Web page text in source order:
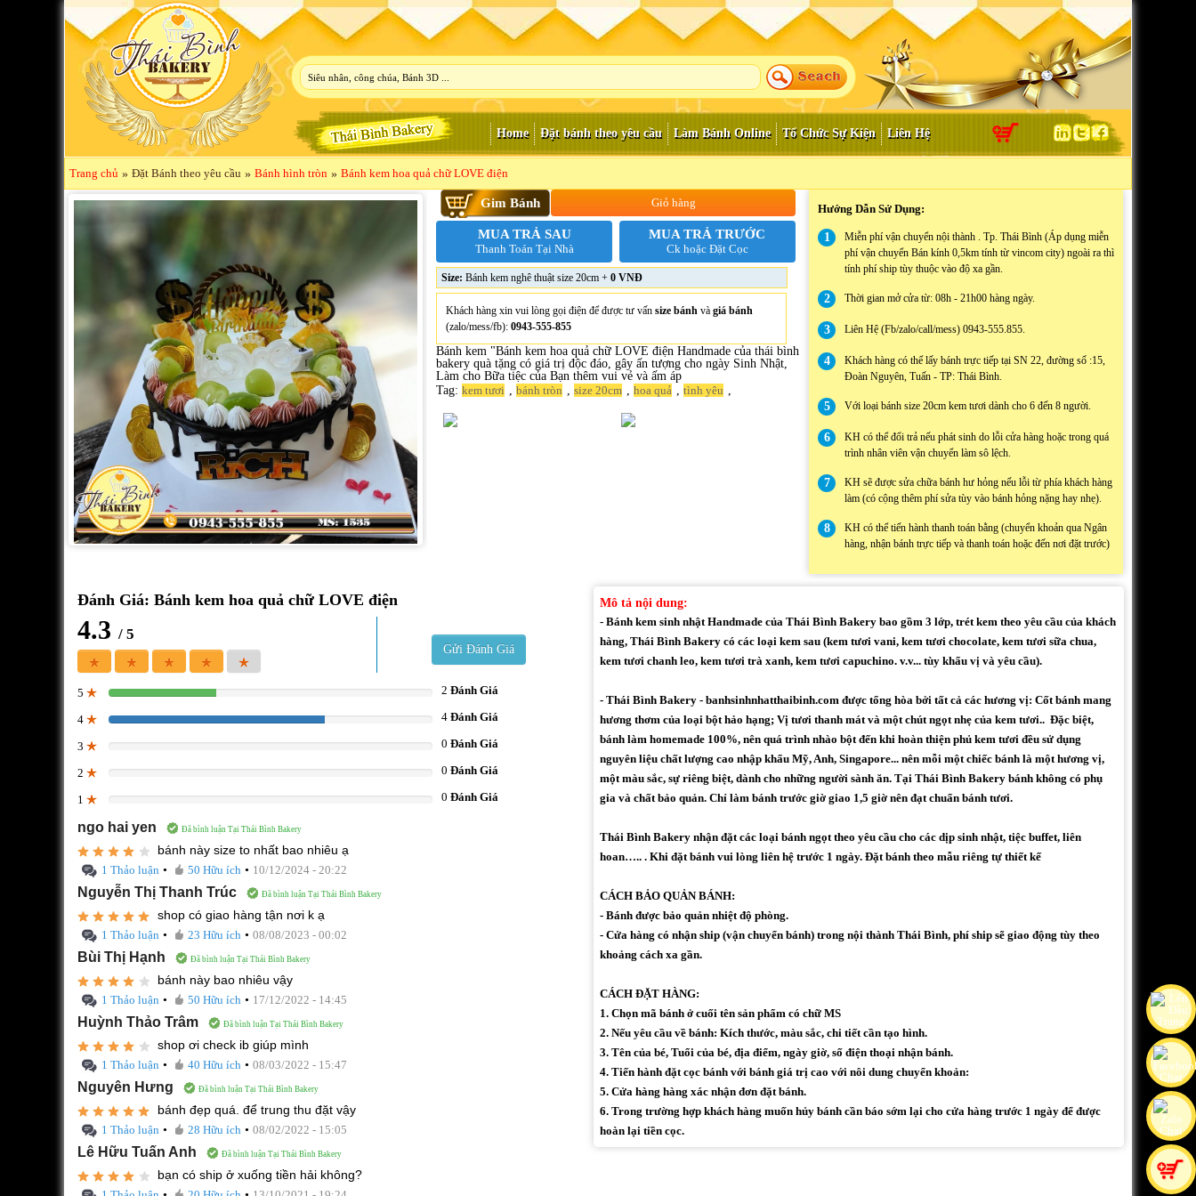
Home Đặt bánh theo yêu cầu Làm Bánh Online Tổ Chức Sự Kiện Liên Hệ
Trang chủ » Đặt Bánh theo yêu cầu » Bánh hình tròn » Bánh kem hoa quả chữ LOVE điện
Gim Bánh Giỏ hàng
MUA TRẢ SAU
Thanh Toán Tại Nhà
MUA TRẢ TRƯỚC
Ck hoặc Đặt Cọc
Size: Bánh kem nghê thuật size 20cm + 0 VNĐ
Khách hàng xin vui lòng gọi điện để được tư vấn size bánh và giá bánh
(zalo/mess/fb): 0943-555-855
Bánh kem "Bánh kem hoa quả chữ LOVE điện Handmade của thái bình
bakery quà tặng có giá trị độc đáo, gây ấn tượng cho ngày Sinh Nhật,
Làm cho Bữa tiệc của Bạn thêm vui vẻ và ấm áp
Tag: kem tươi bánh tròn size 20cm hoa quả tình yêu
Hướng Dẫn Sử Dụng:
1
Miễn phí vận chuyển nội thành . Tp. Thái Bình (Áp dụng miễn
phí vận chuyển Bán kính 0,5km tính từ vincom city) ngoài ra thì
tính phí ship tùy thuộc vào độ xa gần.
2 Thời gian mở cửa từ: 08h - 21h00 hàng ngày.
3 Liên Hệ (Fb/zalo/call/mess) 0943-555.855.
4
Khách hàng có thể lấy bánh trực tiếp tại SN 22, đường số :15,
Đoàn Nguyên, Tuấn - TP: Thái Bình.
5 Với loại bánh size 20cm kem tươi dành cho 6 đến 8 người.
6
KH có thể đổi trả nếu phát sinh do lỗi cửa hàng hoặc trong quá
trình nhân viên vận chuyển làm sô lệch.
7
KH sẽ được sửa chữa bánh hư hỏng nếu lỗi từ phía khách hàng
làm (có cộng thêm phí sửa tùy vào bánh hỏng nặng hay nhẹ).
8
KH có thể tiến hành thanh toán bằng (chuyển khoản qua Ngân
hàng, nhận bánh trực tiếp và thanh toán hoặc đến nơi đặt trước)
Đánh Giá: Bánh kem hoa quả chữ LOVE điện
4.3 / 5
Gửi Đánh Giá
5 33.333333333333% 2 Đánh Giá
4 66.666666666667% 4 Đánh Giá
3 0 Đánh Giá
2 0 Đánh Giá
1 0 Đánh Giá
ngo hai yen Đã bình luận Tại Thái Bình Bakery
bánh này size to nhất bao nhiêu ạ
1 Thảo luận • 50 Hữu ích • 10/12/2024 - 20:22
Nguyễn Thị Thanh Trúc Đã bình luận Tại Thái Bình Bakery
shop có giao hàng tận nơi k ạ
1 Thảo luận • 23 Hữu ích • 08/08/2023 - 00:02
Bùi Thị Hạnh Đã bình luận Tại Thái Bình Bakery
bánh này bao nhiêu vậy
1 Thảo luận • 50 Hữu ích • 17/12/2022 - 14:45
Huỳnh Thảo Trâm Đã bình luận Tại Thái Bình Bakery
shop ơi check ib giúp mình
1 Thảo luận • 40 Hữu ích • 08/03/2022 - 15:47
Nguyên Hưng Đã bình luận Tại Thái Bình Bakery
bánh đẹp quá. để trung thu đặt vậy
1 Thảo luận • 28 Hữu ích • 08/02/2022 - 15:05
Lê Hữu Tuấn Anh Đã bình luận Tại Thái Bình Bakery
bạn có ship ở xuống tiền hải không?
Mô tả nội dung:
- Bánh kem sinh nhật Handmade của Thái Bình Bakery bao gồm 3 lớp, trét kem theo yêu cầu của khách
hàng, Thái Bình Bakery có các loại kem sau (kem tươi vani, kem tươi chocolate, kem tươi sữa chua,
kem tươi chanh leo, kem tươi trà xanh, kem tươi capuchino. v.v... tùy khẩu vị và yêu cầu).
- Thái Bình Bakery - banhsinhnhatthaibinh.com được tổng hòa bởi tất cả các hương vị: Cốt bánh mang
hương thơm của loại bột hảo hạng; Vị tươi thanh mát và một chút ngọt nhẹ của kem tươi.. Đặc biệt,
bánh làm homemade 100%, nên quá trình nhào bột đến khi hoàn thiện phủ kem tươi đều sử dụng
nguyên liệu chất lượng cao nhập khẩu Mỹ, Anh, Singapore... nên mỗi một chiếc bánh là một hương vị,
một màu sắc, sự riêng biệt, dành cho những người sành ăn. Tại Thái Bình Bakery bánh không có phụ
gia và chất bảo quản. Chỉ làm bánh trước giờ giao 1,5 giờ nên đạt chuẩn bánh tươi.
Thái Bình Bakery nhận đặt các loại bánh ngọt theo yêu cầu cho các dịp sinh nhật, tiệc buffet, liên
hoan….. . Khi đặt bánh vui lòng liên hệ trước 1 ngày. Đặt bánh theo mẫu riêng tự thiết kế
CÁCH BẢO QUẢN BÁNH:
- Bánh được bảo quản nhiệt độ phòng.
- Cửa hàng có nhận ship (vận chuyển bánh) trong nội thành Thái Bình, phí ship sẽ giao động tùy theo
khoảng cách xa gần.
CÁCH ĐẶT HÀNG:
1. Chọn mã bánh ở cuối tên sản phẩm có chữ MS
2. Nếu yêu cầu về bánh: Kích thước, màu sắc, chi tiết cần tạo hình.
3. Tên của bé, Tuổi của bé, địa điểm, ngày giờ, số điện thoại nhận bánh.
4. Tiến hành đặt cọc bánh với bánh giá trị cao với nôi dung chuyển khoản:
5. Cửa hàng hàng xác nhận đơn đặt bánh.
6. Trong trường hợp khách hàng muốn hủy bánh cần báo sớm lại cho cửa hàng trước 1 ngày để được
hoàn lại tiền cọc.